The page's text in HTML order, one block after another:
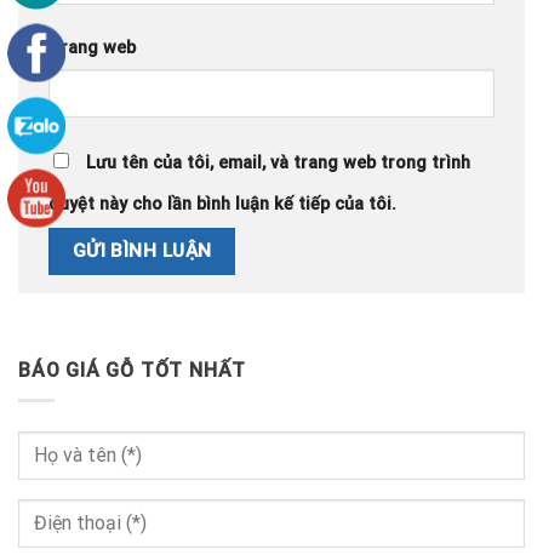
Trang web
Lưu tên của tôi, email, và trang web trong trình
duyệt này cho lần bình luận kế tiếp của tôi.
BÁO GIÁ GỖ TỐT NHẤT